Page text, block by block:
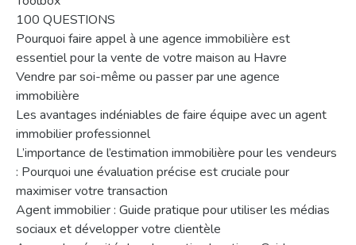
100 QUESTIONS
Pourquoi faire appel à une agence immobilière est
essentiel pour la vente de votre maison au Havre
Vendre par soi-même ou passer par une agence
immobilière
Les avantages indéniables de faire équipe avec un agent
immobilier professionnel
L’importance de l’estimation immobilière pour les vendeurs
: Pourquoi une évaluation précise est cruciale pour
maximiser votre transaction
Agent immobilier : Guide pratique pour utiliser les médias
sociaux et développer votre clientèle